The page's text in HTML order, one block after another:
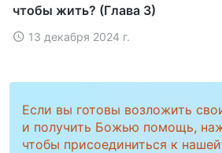
чтобы жить? (Глава 3)
13 декабря 2024 г.
Если вы готовы возложить
и получить Божью помощь,
чтобы присоединиться к